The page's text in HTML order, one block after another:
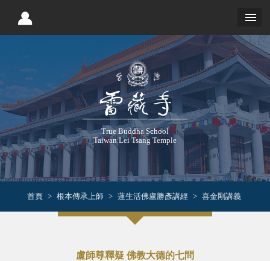
True Buddha School
Taiwan Lei Tsang Temple
首頁 根本傳承上師 蓮生活佛盧勝彥講經 喜金剛講義
盧師尊釋疑 佛教大德的七問